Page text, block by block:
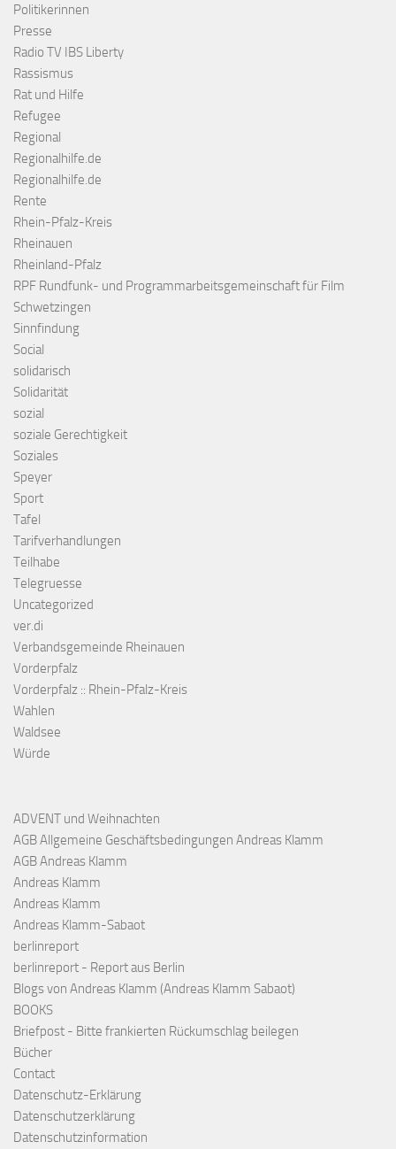
Politikerinnen
Presse
Radio TV IBS Liberty
Rassismus
Rat und Hilfe
Refugee
Regional
Regionalhilfe.de
Regionalhilfe.de
Rente
Rhein-Pfalz-Kreis
Rheinauen
Rheinland-Pfalz
RPF Rundfunk- und Programmarbeitsgemeinschaft für Film
Schwetzingen
Sinnfindung
Social
solidarisch
Solidarität
sozial
soziale Gerechtigkeit
Soziales
Speyer
Sport
Tafel
Tarifverhandlungen
Teilhabe
Telegruesse
Uncategorized
ver.di
Verbandsgemeinde Rheinauen
Vorderpfalz
Vorderpfalz :: Rhein-Pfalz-Kreis
Wahlen
Waldsee
Würde
ADVENT und Weihnachten
AGB Allgemeine Geschäftsbedingungen Andreas Klamm
AGB Andreas Klamm
Andreas Klamm
Andreas Klamm
Andreas Klamm-Sabaot
berlinreport
berlinreport - Report aus Berlin
Blogs von Andreas Klamm (Andreas Klamm Sabaot)
BOOKS
Briefpost - Bitte frankierten Rückumschlag beilegen
Bücher
Contact
Datenschutz-Erklärung
Datenschutzerklärung
Datenschutzinformation